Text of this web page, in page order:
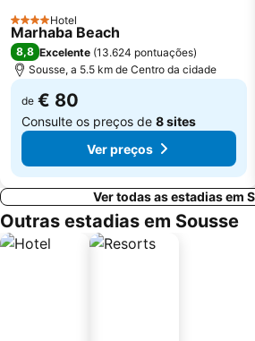
4 Estrelas
Hotel
Marhaba Beach
8,8 Excelente (13.624 pontuações)
Sousse, a 5.5 km de Centro da cidade
de € 80
Consulte os preços de 8 sites
Ver preços
Ver todas as estadias em
Outras estadias em Sousse